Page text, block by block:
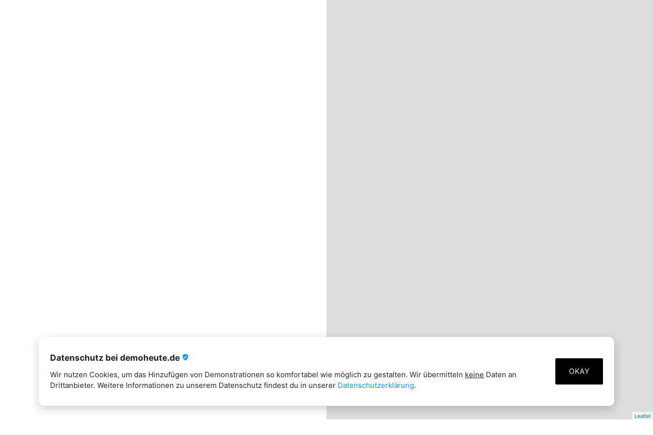
Leaflet
Datenschutz bei demoheute.de verified_user
Wir nutzen Cookies, um das Hinzufügen von Demonstrationen so komfortabel wie möglich zu gestalten. Wir übermitteln keine Daten an
Drittanbieter. Weitere Informationen zu unserem Datenschutz findest du in unserer Datenschutzerklärung.
OKAY